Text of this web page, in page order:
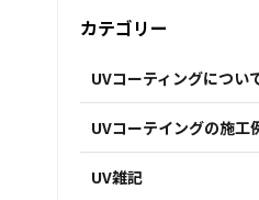
カテゴリー
UVコーティングについ
UVコーテイングの施工
UV雑記